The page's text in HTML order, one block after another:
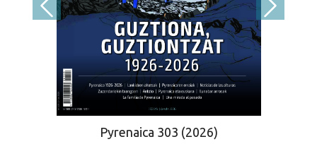
Pyrenaica 303 (2026)